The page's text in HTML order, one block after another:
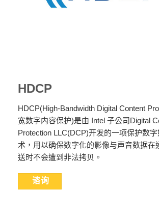
HDCP
HDCP(High-Bandwidth Digital Content
宽数字内容保护)是由 Intel 子公司Digital
Protection LLC(DCP)开发的一项保护数
术，用以确保数字化的影像与声音数据在
送时不会遭到非法拷贝。
谘询